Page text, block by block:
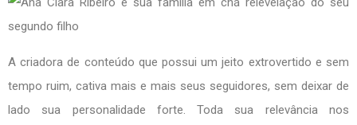
A criadora de conteúdo que possui um jeito extrovertido e sem
tempo ruim, cativa mais e mais seus seguidores, sem deixar de
lado sua personalidade forte. Toda sua relevância nos